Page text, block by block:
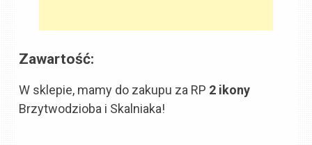
Zawartość:
W sklepie, mamy do zakupu za RP 2 ikony
Brzytwodzioba i Skalniaka!